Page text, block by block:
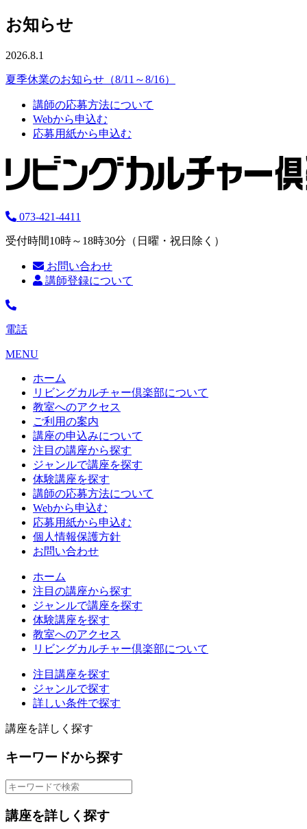
お知らせ
2026.8.1
夏季休業のお知らせ（8/11～8/16）
講師の応募方法について
Webから申込む
応募用紙から申込む
073-421-4411
受付時間10時～18時30分（日曜・祝日除く）
お問い合わせ
講師登録について
電話
MENU
ホーム
リビングカルチャー倶楽部について
教室へのアクセス
ご利用の案内
講座の申込みについて
注目の講座から探す
ジャンルで講座を探す
体験講座を探す
講師の応募方法について
Webから申込む
応募用紙から申込む
個人情報保護方針
お問い合わせ
ホーム
注目の講座から探す
ジャンルで講座を探す
体験講座を探す
教室へのアクセス
リビングカルチャー倶楽部について
注目講座を探す
ジャンルで探す
詳しい条件で探す
講座を詳しく探す
キーワードから探す
講座を詳しく探す